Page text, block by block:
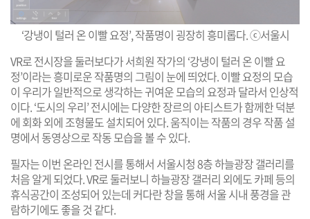
‘강냉이 털러 온 이빨 요정’, 작품명이 굉장히 흥미롭다. ⓒ서울시
VR로 전시장을 둘러보다가 서희원 작가의 ‘강냉이 털러 온 이빨 요
정’이라는 흥미로운 작품명의 그림이 눈에 띄었다. 이빨 요정의 모습
이 우리가 일반적으로 생각하는 귀여운 모습의 요정과 달라서 인상적
이다. ‘도시의 우리’ 전시에는 다양한 장르의 아티스트가 함께한 덕분
에 회화 외에 조형물도 설치되어 있다. 움직이는 작품의 경우 작품 설
명에서 동영상으로 작동 모습을 볼 수 있다.
필자는 이번 온라인 전시를 통해서 서울시청 8층 하늘광장 갤러리를
처음 알게 되었다. VR로 둘러보니 하늘광장 갤러리 외에도 카페 등의
휴식공간이 조성되어 있는데 커다란 창을 통해 서울 시내 풍경을 관
람하기에도 좋을 것 같다.